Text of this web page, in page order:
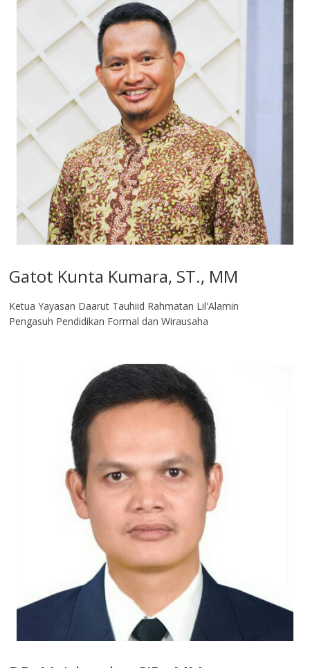
Gatot Kunta Kumara, ST., MM
Ketua Yayasan Daarut Tauhiid Rahmatan Lil'Alamin
Pengasuh Pendidikan Formal dan Wirausaha